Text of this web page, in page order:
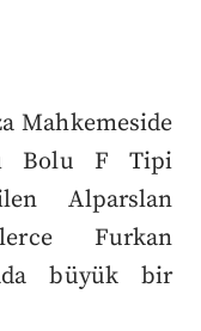
Mahkemeside
Bolu F Tipi
Alparslan
Furkan
büyük bir